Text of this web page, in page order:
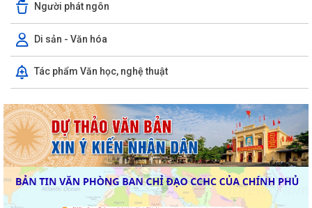
Người phát ngôn
Di sản - Văn hóa
Tác phẩm Văn học, nghệ thuật